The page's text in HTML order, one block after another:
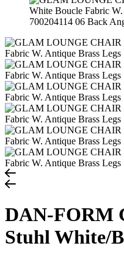
DAN-FORM
Stuhl White/